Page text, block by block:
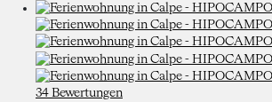
34 Bewertungen